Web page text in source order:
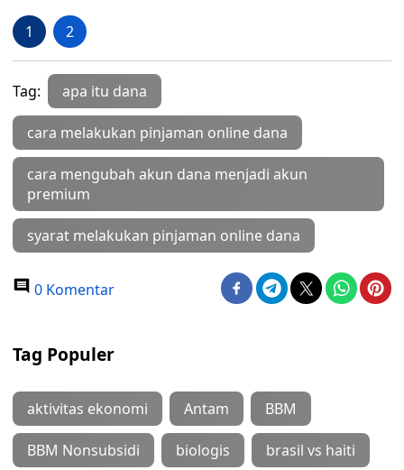
1 2
Tag: apa itu dana
cara melakukan pinjaman online dana
cara mengubah akun dana menjadi akun
premium
syarat melakukan pinjaman online dana
0 Komentar
Tag Populer
aktivitas ekonomi Antam BBM
BBM Nonsubsidi biologis brasil vs haiti